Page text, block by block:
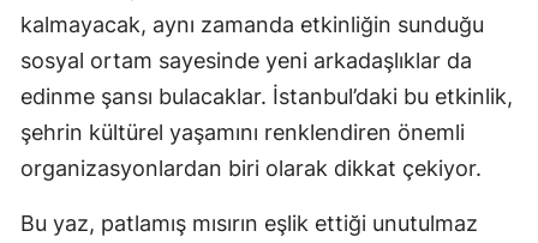
kalmayacak, aynı zamanda etkinliğin sunduğu
sosyal ortam sayesinde yeni arkadaşlıklar da
edinme şansı bulacaklar. İstanbul’daki bu etkinlik,
şehrin kültürel yaşamını renklendiren önemli
organizasyonlardan biri olarak dikkat çekiyor.
Bu yaz, patlamış mısırın eşlik ettiği unutulmaz